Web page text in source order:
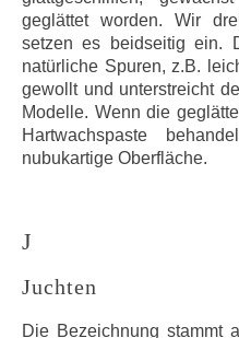
geglättet worden. Wir
setzen es beidseitig ein.
natürliche Spuren, z.B.
gewollt und unterstreicht
Modelle. Wenn die
Hartwachspaste
nubukartige Oberfläche.
J
Juchten
Die Bezeichnung stammt